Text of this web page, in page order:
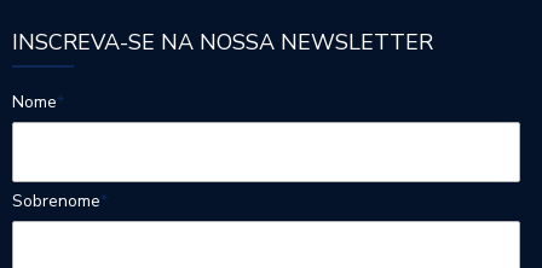
INSCREVA-SE NA NOSSA NEWSLETTER
Nome*
Sobrenome*